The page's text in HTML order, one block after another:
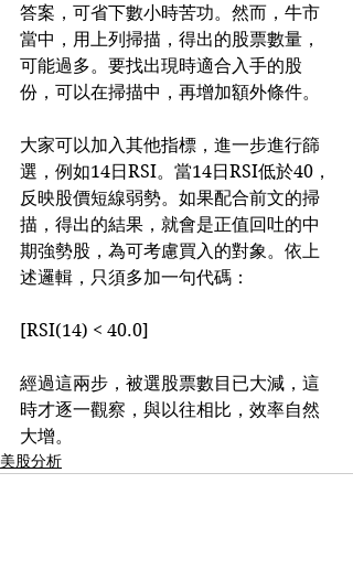
答案，可省下數小時苦功。然而，牛市
當中，用上列掃描，得出的股票數量，
可能過多。要找出現時適合入手的股
份，可以在掃描中，再增加額外條件。
大家可以加入其他指標，進一步進行篩
選，例如14日RSI。當14日RSI低於40，
反映股價短線弱勢。如果配合前文的掃
描，得出的結果，就會是正值回吐的中
期強勢股，為可考慮買入的對象。依上
述邏輯，只須多加一句代碼：
[RSI(14) < 40.0]
經過這兩步，被選股票數目已大減，這
時才逐一觀察，與以往相比，效率自然
大增。
美股分析